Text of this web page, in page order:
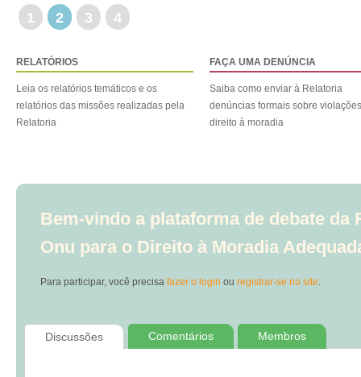
1 2 3 4
RELATÓRIOS
Leia os relatórios temáticos e os
relatórios das missões realizadas pela
Relatoria
FAÇA UMA DENÚNCIA
Saiba como enviar à Relatoria
denúncias formais sobre
direito à moradia
Bem-vindo a plataforma de debate da
Onu para o Direito à Moradia
Para participar, você precisa fazer o login ou registrar-se no site.
Discussões Comentários Membros